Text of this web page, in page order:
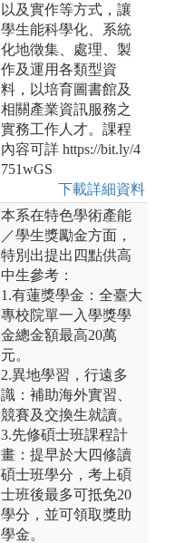
以及實作等方式，讓
學生能科學化、系統
化地徵集、處理、製
作及運用各類型資
料，以培育圖書館及
相關產業資訊服務之
實務工作人才。課程
內容可詳 https://bit.ly/4
751wGS
下載詳細資料
本系在特色學術產能
／學生獎勵金方面，
特別出提出四點供高
中生參考：
1.有蓮獎學金：全臺大
專校院單一入學獎學
金總金額最高20萬
元。
2.異地學習，行遠多
識：補助海外實習、
競賽及交換生就讀。
3.先修碩士班課程計
畫：提早於大四修讀
碩士班學分，考上碩
士班後最多可抵免20
學分，並可領取獎助
學金。